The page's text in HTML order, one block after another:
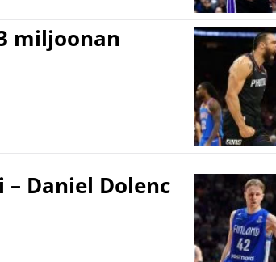
miljoonan
– Daniel Dolenc